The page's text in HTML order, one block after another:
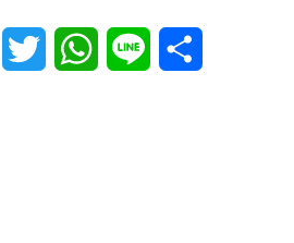
Messenger
Twitter WhatsApp
Line